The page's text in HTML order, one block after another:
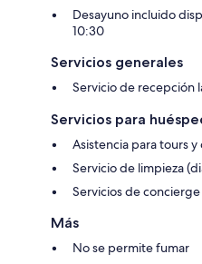
Desayuno incluido
10:30
Servicios generales
Servicio de recepción
Servicios para
Asistencia para tours
Servicio de limpieza
Servicios de concierge
Más
No se permite fumar